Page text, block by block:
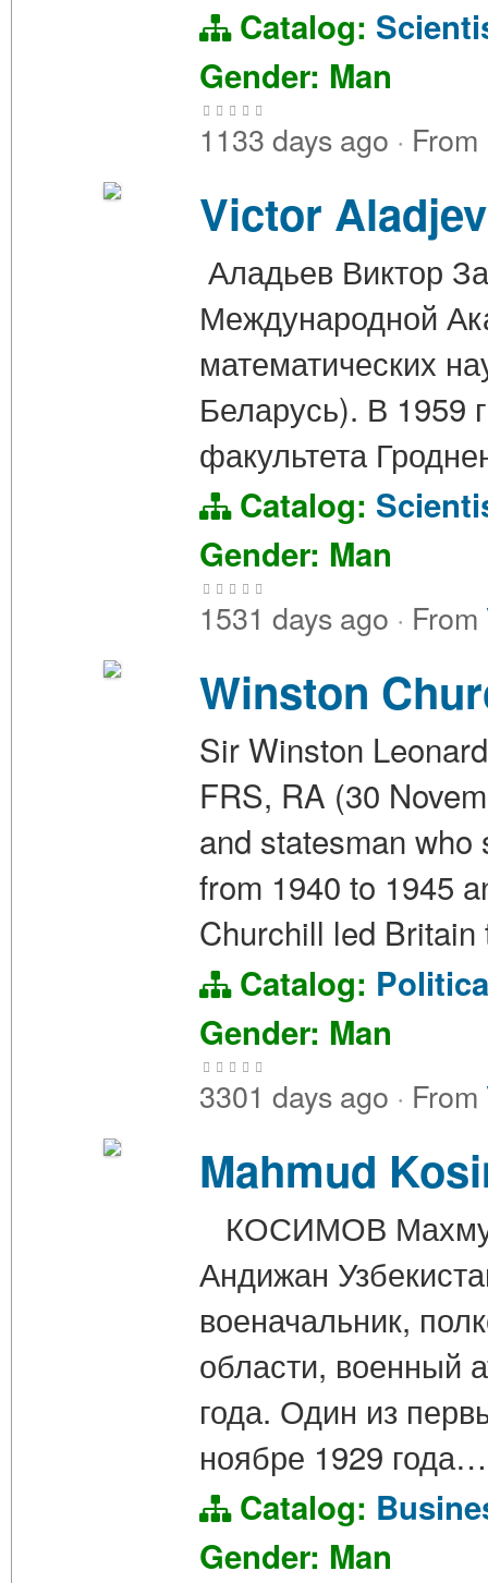
Catalog:
Gender: Man
1133 days ago · From
Victor Aladjev
Аладьев Виктор
Международной
математических
Беларусь). В 1959
факультета
Catalog:
Gender: Man
1531 days ago · From
Winston
Sir Winston
FRS, RA (30
and statesman
from 1940 to 1945
Churchill led
Catalog:
Gender: Man
3301 days ago · From
Mahmud
КОСИМОВ Махмуд
Андижан
военачальник,
области, военный
года. Один из
ноябре 1929 года…
Catalog:
Gender: Man